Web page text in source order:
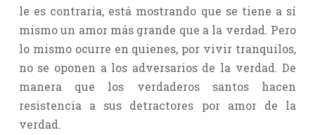
le es contraria, está mostrando que se tiene a sí
mismo un amor más grande que a la verdad. Pero
lo mismo ocurre en quienes, por vivir tranquilos,
no se oponen a los adversarios de la verdad. De
manera que los verdaderos santos hacen
resistencia a sus detractores por amor de la
verdad.